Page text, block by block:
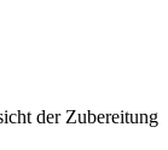
der Zubereitung